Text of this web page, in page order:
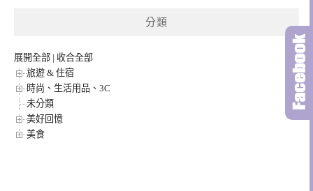
分類
展開全部 | 收合全部
旅遊 & 住宿
時尚、生活用品、3C
未分類
美好回憶
美食